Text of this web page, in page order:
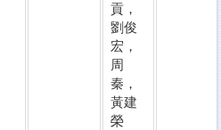
貢，
劉俊
宏，
周
秦，
黃建
榮